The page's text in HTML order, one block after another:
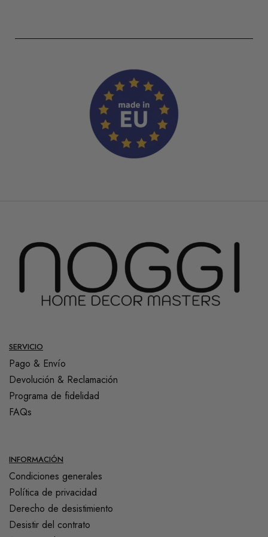
SERVICIO
Pago & Envío
Devolución & Reclamación
Programa de fidelidad
FAQs
INFORMACIÓN
Condiciones generales
Política de privacidad
Derecho de desistimiento
Desistir del contrato